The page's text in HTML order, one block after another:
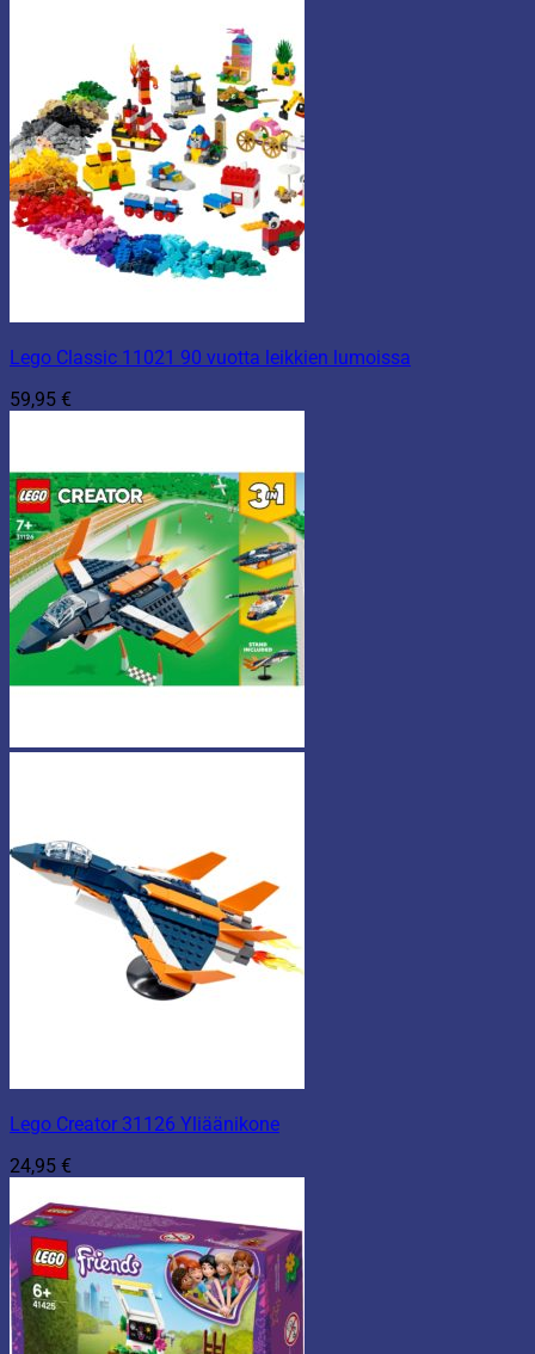
Lego Classic 11021 90 vuotta leikkien lumoissa
59,95 €
Lego Creator 31126 Yliäänikone
24,95 €